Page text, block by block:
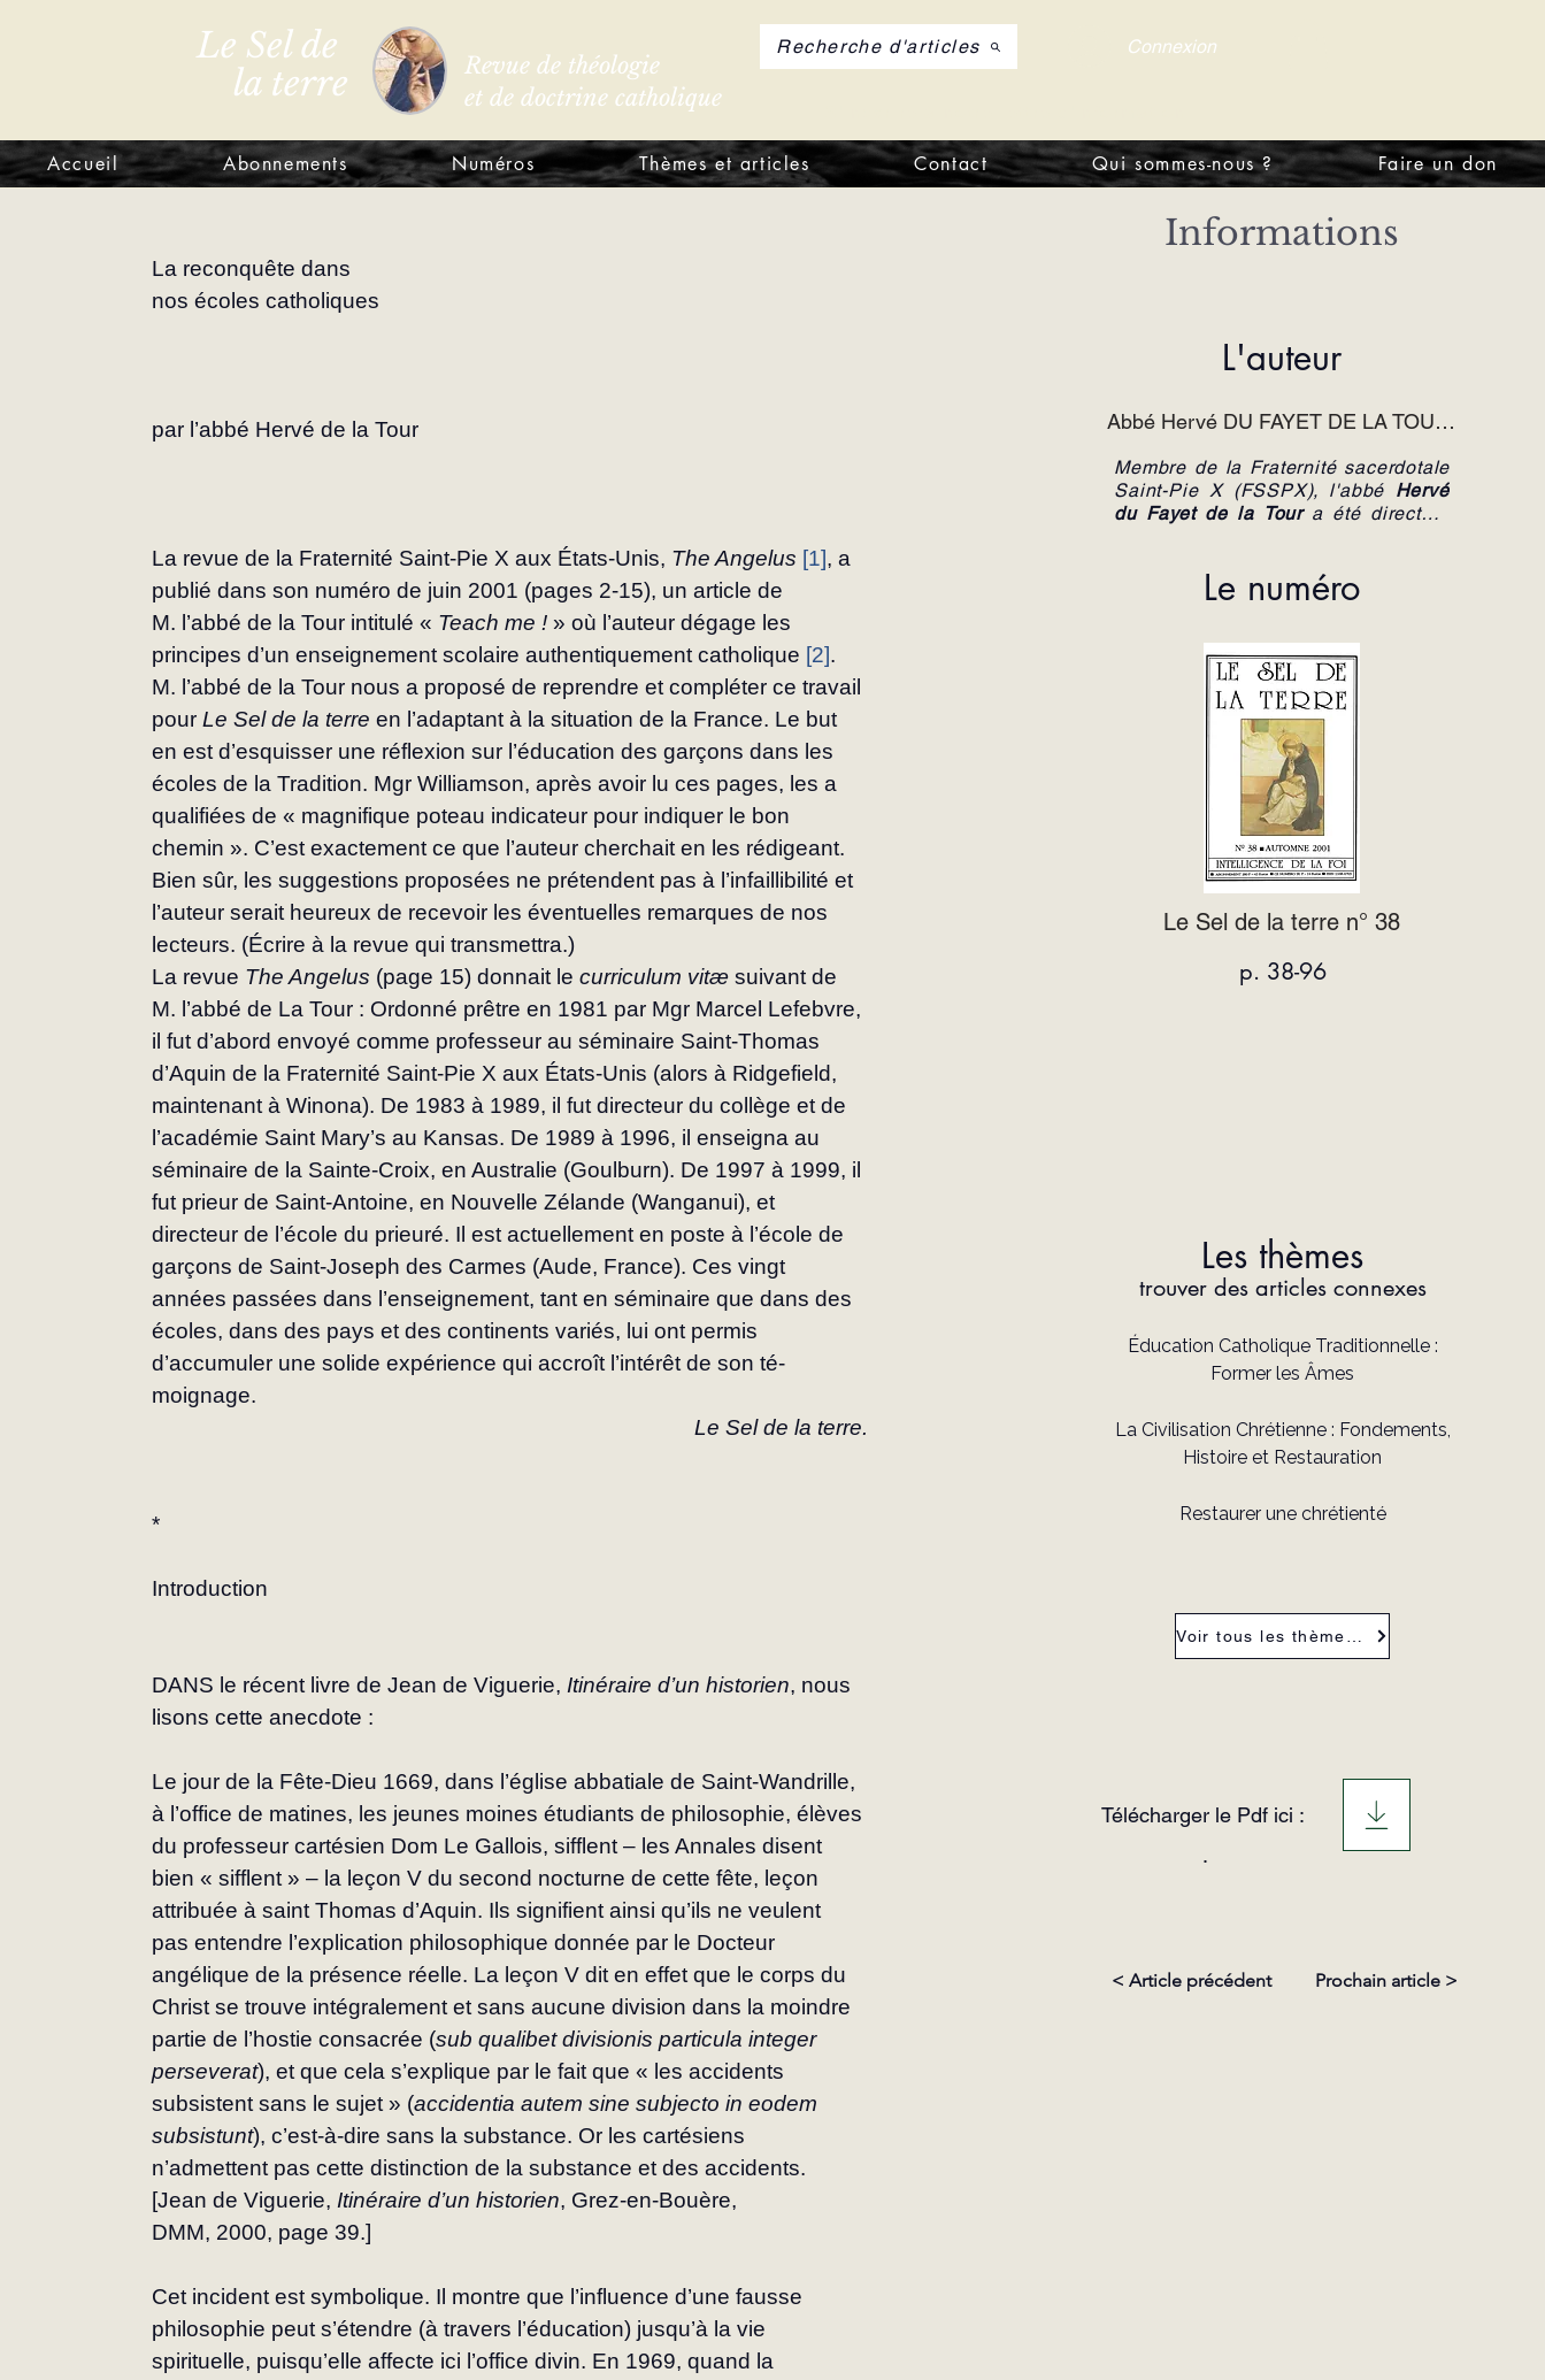
Le Sel de
la terre
Revue de théologie
et de doctrine catholique
Recherche d'articles Connexion
Accueil Abonnements Numéros Thèmes et articles Contact Qui sommes-nous ? Faire un don
La reconquête dans
nos écoles catholiques
par l’abbé Hervé de la Tour
La revue de la Fraternité Saint‑Pie X aux États‑Unis, The Angelus [1], a
pu­blié dans son numéro de juin 2001 (pages 2-15), un article de
M. l’abbé de la Tour intitulé « Teach me ! » où l’auteur dégage les
principes d’un ensei­gnement scolaire authentiquement catholique [2].
M. l’abbé de la Tour nous a proposé de reprendre et compléter ce travail
pour Le Sel de la terre en l’adaptant à la situation de la France. Le but
en est d’esquisser une réflexion sur l’éducation des garçons dans les
écoles de la Tra­dition. Mgr Williamson, après avoir lu ces pages, les a
qualifiées de « magni­fique poteau indicateur pour indiquer le bon
chemin ». C’est exactement ce que l’auteur cherchait en les rédigeant.
Bien sûr, les suggestions proposées ne prétendent pas à l’infaillibilité et
l’auteur serait heureux de recevoir les éven­tuelles remarques de nos
lecteurs. (Écrire à la revue qui transmettra.)
La revue The Angelus (page 15) donnait le curriculum vitæ suivant de
M. l’abbé de La Tour : Ordonné prêtre en 1981 par Mgr Marcel Lefebvre,
il fut d’abord envoyé comme professeur au séminaire Saint‑Thomas
d’Aquin de la Fraternité Saint‑Pie X aux États-Unis (alors à Ridgefield,
maintenant à Winona). De 1983 à 1989, il fut directeur du collège et de
l’académie Saint Mary’s au Kansas. De 1989 à 1996, il enseigna au
séminaire de la Sainte‑Croix, en Australie (Goulburn). De 1997 à 1999, il
fut prieur de Saint‑Antoine, en Nouvelle Zélande (Wanganui), et
directeur de l’école du prieuré. Il est actuellement en poste à l’école de
garçons de Saint‑Joseph des Carmes (Aude, France). Ces vingt
années passées dans l’enseignement, tant en séminaire que dans des
écoles, dans des pays et des continents variés, lui ont permis
d’accumuler une solide expérience qui accroît l’intérêt de son té­
moignage.
Le Sel de la terre.
*
Introduction
DANS le récent livre de Jean de Viguerie, Itinéraire d’un historien, nous
lisons cette anecdote :
Le jour de la Fête-Dieu 1669, dans l’église abbatiale de Saint‑Wandrille,
à l’office de matines, les jeunes moines étudiants de philosophie, élèves
du professeur cartésien Dom Le Gallois, sifflent – les Annales disent
bien « sifflent » – la leçon V du second nocturne de cette fête, leçon
attribuée à saint Thomas d’Aquin. Ils signi­fient ainsi qu’ils ne veulent
pas entendre l’explication philosophique donnée par le Docteur
angélique de la présence réelle. La leçon V dit en effet que le corps du
Christ se trouve intégralement et sans aucune division dans la moindre
partie de l’hostie consacrée (sub qualibet divisionis particula integer
perseverat), et que cela s’explique par le fait que « les accidents
subsistent sans le sujet » (accidentia autem sine subjecto in eodem
subsistunt), c’est-à-dire sans la substance. Or les cartésiens
n’admettent pas cette distinction de la substance et des accidents.
[Jean de Viguerie, Itinéraire d’un historien, Grez-en-Bouère,
DMM, 2000, page 39.]
Cet incident est symbolique. Il montre que l’influence d’une fausse
philoso­phie peut s’étendre (à travers l’éducation) jusqu’à la vie
spirituelle, puisqu’elle af­fecte ici l’office divin. En 1969, quand la
Informations
L'auteur
Abbé Hervé DU FAYET DE LA TOUR FSSPX
Membre de la Fraternité sacerdotale
Saint-Pie X (FSSPX), l'abbé Hervé
du Fayet de la Tour a été directeur
Le numéro
Le Sel de la terre n° 38
p. 38-96
Les thèmes
trouver des articles connexes
Éducation Catholique Traditionnelle :
Former les Âmes
La Civilisation Chrétienne : Fondements,
Histoire et Restauration
Restaurer une chrétienté
Télécharger le Pdf ici :
.
< Article précédent Prochain article >